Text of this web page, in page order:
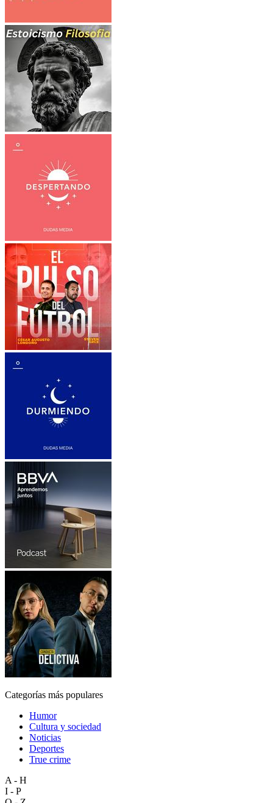
Categorías más populares
Humor
Cultura y sociedad
Noticias
Deportes
True crime
A - H
I - P